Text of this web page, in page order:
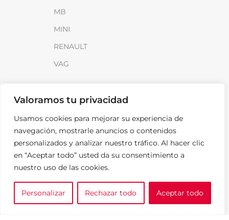
Valoramos tu privacidad
Usamos cookies para mejorar su experiencia de
navegación, mostrarle anuncios o contenidos
personalizados y analizar nuestro tráfico. Al hacer clic
en “Aceptar todo” usted da su consentimiento a
nuestro uso de las cookies.
Personalizar Rechazar todo Aceptar todo
MB
MINI
RENAULT
VAG
Distribuidores
FAQ
LEGAL
0